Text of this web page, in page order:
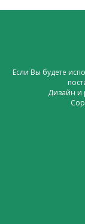
Если Вы будете
Дизайн и